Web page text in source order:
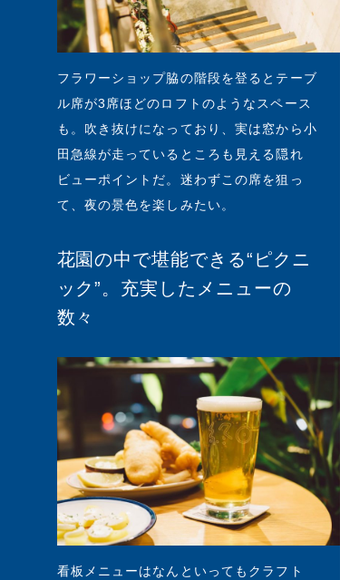
フラワーショップ脇の階段を登るとテーブ
ル席が3席ほどのロフトのようなスペース
も。吹き抜けになっており、実は窓から小
田急線が走っているところも見える隠れ
ビューポイントだ。迷わずこの席を狙っ
て、夜の景色を楽しみたい。
花園の中で堪能できる“ピクニ
ック”。充実したメニューの
数々
看板メニューはなんといってもクラフト